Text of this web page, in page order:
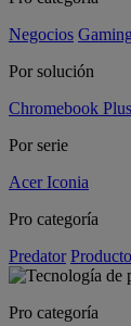
Negocios
Por solución
Chromebook Plus
Por serie
Acer Iconia
Pro categoría
Predator
Pro categoría